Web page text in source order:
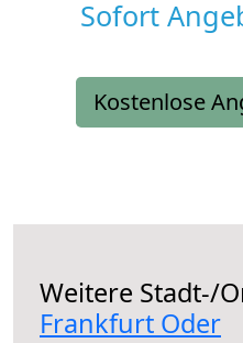
Sofort
Kostenlose
Weitere Stadt-/
Frankfurt Oder